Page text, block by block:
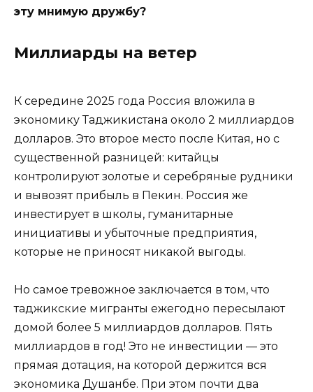
эту мнимую дружбу?
Миллиарды на ветер
К середине 2025 года Россия вложила в
экономику Таджикистана около 2 миллиардов
долларов. Это второе место после Китая, но с
существенной разницей: китайцы
контролируют золотые и серебряные рудники
и вывозят прибыль в Пекин. Россия же
инвестирует в школы, гуманитарные
инициативы и убыточные предприятия,
которые не приносят никакой выгоды.
Но самое тревожное заключается в том, что
таджикские мигранты ежегодно пересылают
домой более 5 миллиардов долларов. Пять
миллиардов в год! Это не инвестиции — это
прямая дотация, на которой держится вся
экономика Душанбе. При этом почти два